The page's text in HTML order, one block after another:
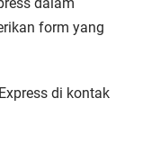
form yang
di kontak